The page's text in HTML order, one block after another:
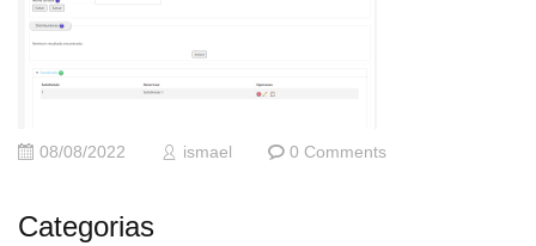
08/08/2022 ismael 0 Comments
Categorias